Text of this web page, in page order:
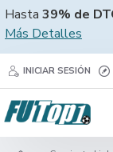
Hasta 39% de
Más Detalles
INICIAR SESIÓN